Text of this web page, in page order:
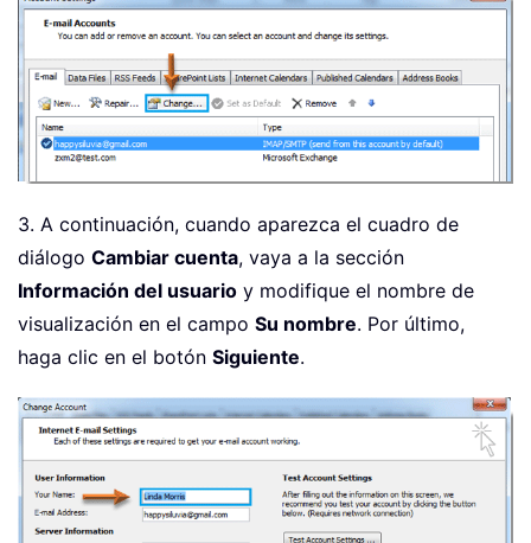
3. A continuación, cuando aparezca el cuadro de
diálogo Cambiar cuenta, vaya a la sección
Información del usuario y modifique el nombre de
visualización en el campo Su nombre. Por último,
haga clic en el botón Siguiente.